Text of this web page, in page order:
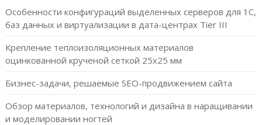
Особенности конфигураций выделенных серверов для 1С,
баз данных и виртуализации в дата-центрах Tier III
Крепление теплоизоляционных материалов
оцинкованной крученой сеткой 25х25 мм
Бизнес-задачи, решаемые SEO-продвижением сайта
Обзор материалов, технологий и дизайна в наращивании
и моделировании ногтей